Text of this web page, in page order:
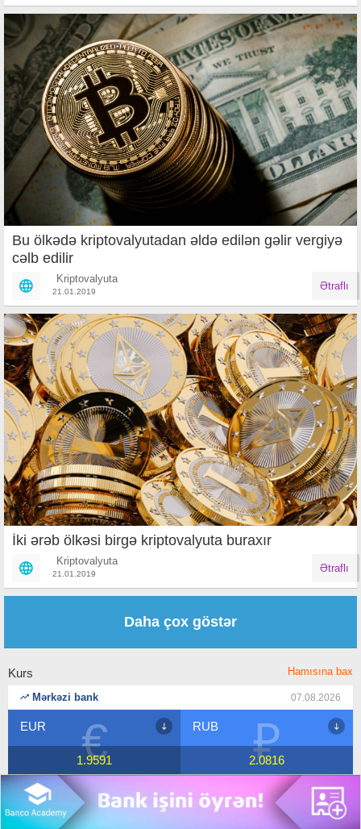
Bu ölkədə kriptovalyutadan əldə edilən gəlir vergiyə
cəlb edilir
Kriptovalyuta
21.01.2019 Ətraflı
İki ərəb ölkəsi birgə kriptovalyuta buraxır
Kriptovalyuta
21.01.2019 Ətraflı
Daha çox göstər
Kurs Hamısına bax
Mərkəzi bank 07.08.2026
€
EUR
1.9591 ₽
RUB
2.0816